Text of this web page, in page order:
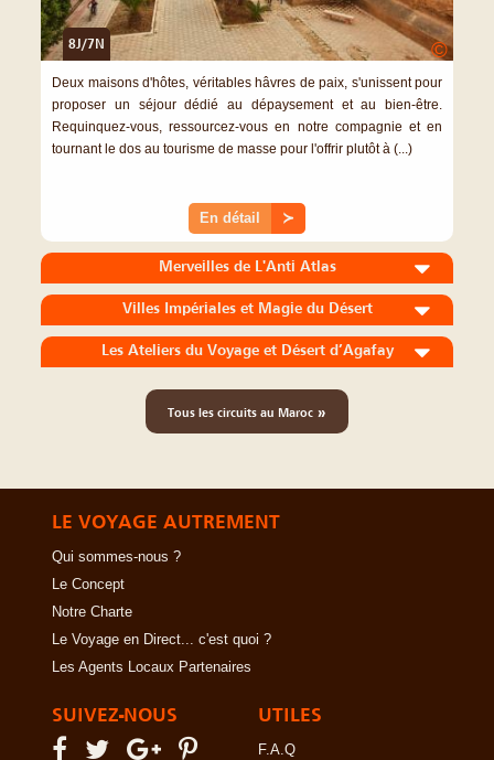
8J/7N ©
Deux maisons d'hôtes, véritables hâvres de paix, s'unissent pour
proposer un séjour dédié au dépaysement et au bien-être.
Requinquez-vous, ressourcez-vous en notre compagnie et en
tournant le dos au tourisme de masse pour l'offrir plutôt à (...)
En détail ≻
Merveilles de L'Anti Atlas
Villes Impériales et Magie du Désert
Les Ateliers du Voyage et Désert d’Agafay
Tous les circuits au Maroc »
LE VOYAGE AUTREMENT
Qui sommes-nous ?
Le Concept
Notre Charte
Le Voyage en Direct... c'est quoi ?
Les Agents Locaux Partenaires
SUIVEZ-NOUS UTILES
F.A.Q